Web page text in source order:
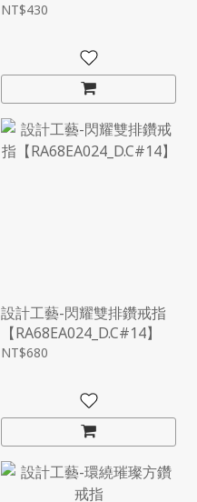
NT$430
設計工藝-閃耀雙排鑽戒指
【RA68EA024_D.C#14】
NT$680